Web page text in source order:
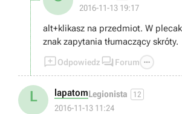
2016-11-13 19:17
alt+klikasz na przedmiot. W
znak zapytania tłumaczący skróty.
Odpowiedz  Forum 
L lapatomLegionista 12
2016-11-13 11:24